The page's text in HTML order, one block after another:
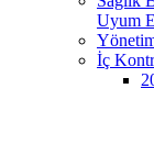
Uyum
İç